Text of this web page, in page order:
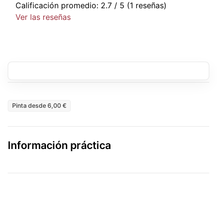
Calificación promedio: 2.7 / 5 (1 reseñas)
Ver las reseñas
Pinta desde 6,00 €
Información práctica